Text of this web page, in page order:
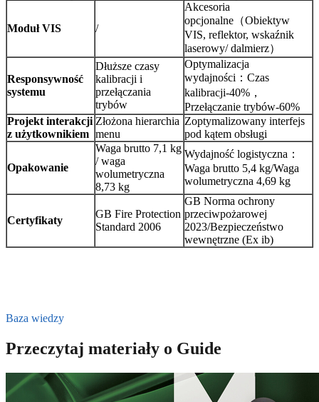
Moduł VIS /
Akcesoria
opcjonalne（Obiektyw
VIS, reflektor, wskaźnik
laserowy/ dalmierz）
Responsywność
systemu
Dłuższe czasy
kalibracji i
przełączania
trybów
Optymalizacja
wydajności：Czas
kalibracji-40%，
Przełączanie trybów-60%
Projekt interakcji
z użytkownikiem
Złożona hierarchia
menu
Zoptymalizowany interfejs
pod kątem obsługi
Opakowanie
Waga brutto 7,1 kg
/ waga
wolumetryczna
8,73 kg
Wydajność logistyczna：
Waga brutto 5,4 kg/Waga
wolumetryczna 4,69 kg
Certyfikaty
GB Fire Protection
Standard 2006
GB Norma ochrony
przeciwpożarowej
2023/Bezpieczeństwo
wewnętrzne (Ex ib)
Baza wiedzy
Przeczytaj materiały o Guide